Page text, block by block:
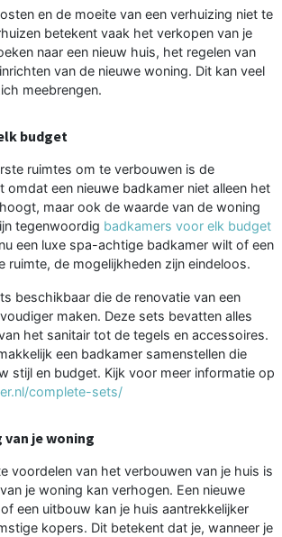
en de moeite van een verhuizing niet te
betekent vaak het verkopen van je
naar een nieuw huis, het regelen van
van de nieuwe woning. Dit kan veel
meebrengen.
budget
ruimtes om te verbouwen is de
omdat een nieuwe badkamer niet alleen het
maar ook de waarde van de woning
tegenwoordig badkamers voor elk budget
een luxe spa-achtige badkamer wilt of een
ruimte, de mogelijkheden zijn eindeloos.
beschikbaar die de renovatie van een
maken. Deze sets bevatten alles
het sanitair tot de tegels en accessoires.
een badkamer samenstellen die
stijl en budget. Kijk voor meer informatie op
complete-sets/
je woning
voordelen van het verbouwen van je huis is
je woning kan verhogen. Een nieuwe
een uitbouw kan je huis aantrekkelijker
kopers. Dit betekent dat je, wanneer je